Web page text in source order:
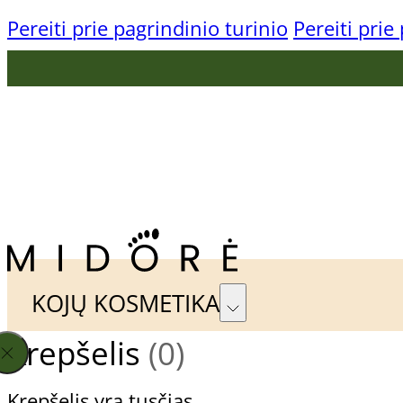
Pereiti prie pagrindinio turinio Pereiti prie
KOJŲ KOSMETIKA
Gehwol Preparatų Linijos
Krepšelis (0)